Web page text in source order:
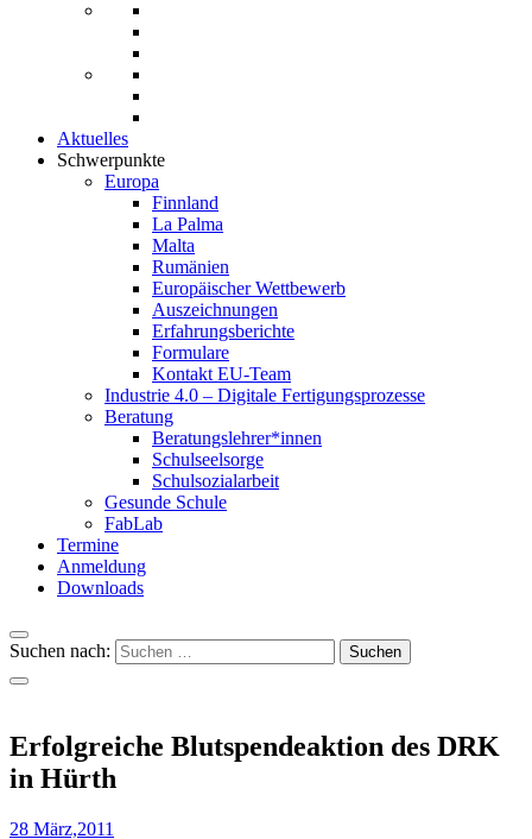
Aktuelles
Schwerpunkte
Europa
Finnland
La Palma
Malta
Rumänien
Europäischer Wettbewerb
Auszeichnungen
Erfahrungsberichte
Formulare
Kontakt EU-Team
Industrie 4.0 – Digitale Fertigungsprozesse
Beratung
Beratungslehrer*innen
Schulseelsorge
Schulsozialarbeit
Gesunde Schule
FabLab
Termine
Anmeldung
Downloads
Suchen nach:
Erfolgreiche Blutspendeaktion des DRK
in Hürth
28 März,2011